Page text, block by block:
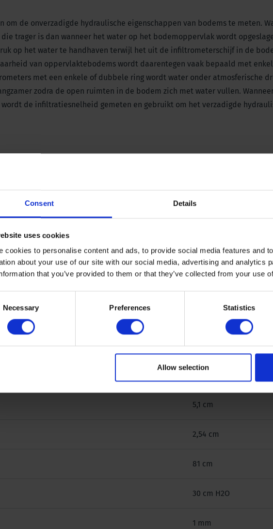
Consent Details
uses cookies
cookies to personalise content and ads, to provide social media features and
about your use of our site with our social media, advertising and analytics
that you’ve provided to them or that they’ve collected from your use
Necessary Preferences Statistics
Allow selection
om de onverzadigde hydraulische eigenschappen van bodems te meten.
trager is dan wanneer het water op het bodemoppervlak wordt
op het water te handhaven terwijl het uit de infiltrometerschijf in de
van oppervlaktebodems wordt daarentegen vaak bepaald met
met een enkele of dubbele ring wordt water onder atmosferische
zodra de open ruimten in de bodem zich met water vullen.
de infiltratiesnelheid gemeten en gebruikt om het verzadigde
5,1 cm
2,54 cm
81 cm
30 cm H2O
1 mm